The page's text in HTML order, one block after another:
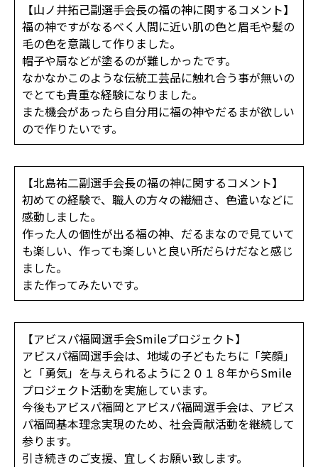
【山ノ井拓己副選手会長の福の神に関するコメント】
福の神ですがなるべく人間に近い肌の色と眉毛や髪の
毛の色を意識して作りました。
帽子や扇などが塗るのが難しかったです。
なかなかこのような伝統工芸品に触れ合う事が無いの
でとても貴重な経験になりました。
また機会があったら自分用に福の神やだるまが欲しい
ので作りたいです。
【北島祐二副選手会長の福の神に関するコメント】
初めての経験で、職人の方々の繊細さ、色遣いなどに
感動しました。
作った人の個性が出る福の神、だるまなので見ていて
も楽しい、作っても楽しいと良い所だらけだなと感じ
ました。
また作ってみたいです。
【アビスパ福岡選手会Smileプロジェクト】
アビスパ福岡選手会は、地域の子どもたちに「笑顔」
と「勇気」を与えられるように２０１８年からSmile
プロジェクト活動を実施しています。
今後もアビスパ福岡とアビスパ福岡選手会は、アビス
パ福岡基本理念実現のため、社会貢献活動を継続して
参ります。
引き続きのご支援、宜しくお願い致します。